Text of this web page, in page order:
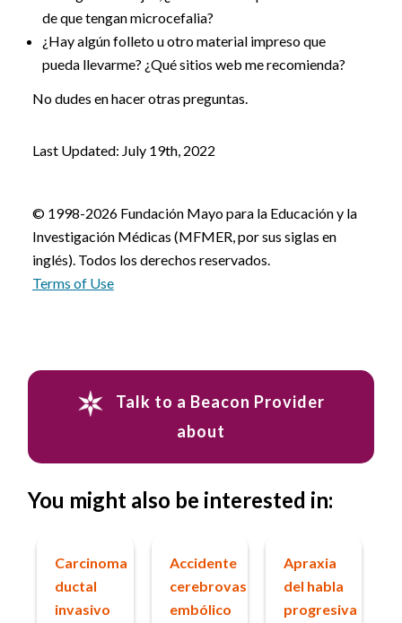
de que tengan microcefalia?
¿Hay algún folleto u otro material impreso que
pueda llevarme? ¿Qué sitios web me recomienda?
No dudes en hacer otras preguntas.
Last Updated: July 19th, 2022
© 1998-2026 Fundación Mayo para la Educación y la
Investigación Médicas (MFMER, por sus siglas en
inglés). Todos los derechos reservados.
Terms of Use
Talk to a Beacon Provider
about
You might also be interested in:
Carcinoma
ductal
invasivo
Accidente
cerebrovascular
embólico
Apraxia
del habla
progresiva